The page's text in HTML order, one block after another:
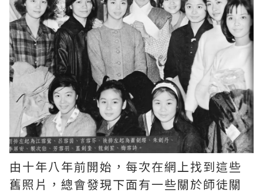
由十年八年前開始，每次在網上找到這些
舊照片，總會發現下面有一些關於師徒關